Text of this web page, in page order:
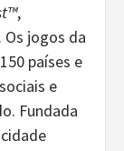
,
Os jogos da
países e
e
Fundada